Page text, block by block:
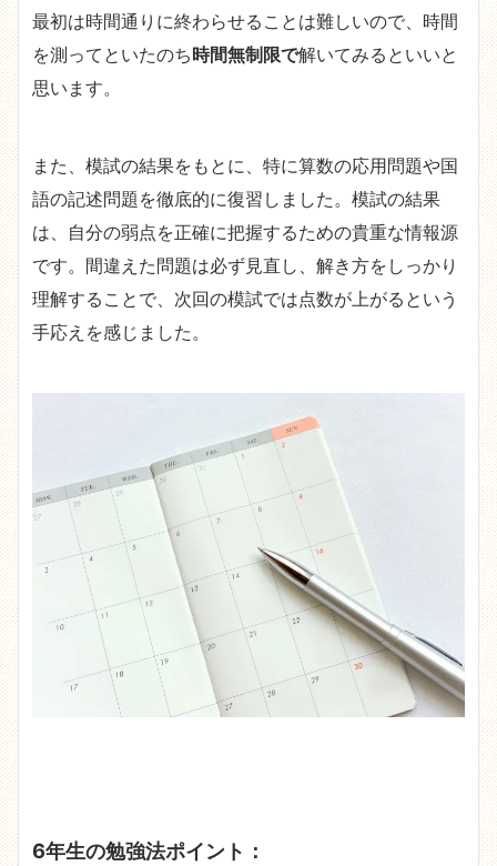
最初は時間通りに終わらせることは難しいので、時間
を測ってといたのち時間無制限で解いてみるといいと
思います。
また、模試の結果をもとに、特に算数の応用問題や国
語の記述問題を徹底的に復習しました。模試の結果
は、自分の弱点を正確に把握するための貴重な情報源
です。間違えた問題は必ず見直し、解き方をしっかり
理解することで、次回の模試では点数が上がるという
手応えを感じました。
6年生の勉強法ポイント：